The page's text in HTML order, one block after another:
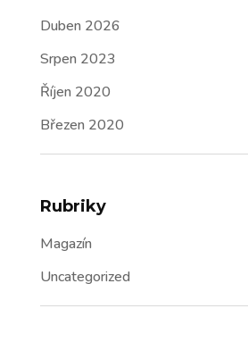
Duben 2026
Srpen 2023
Říjen 2020
Březen 2020
Rubriky
Magazín
Uncategorized